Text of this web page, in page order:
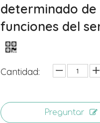
determinado de
funciones del
Cantidad:
Preguntar